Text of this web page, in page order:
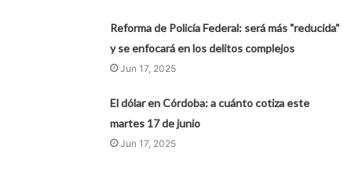
Reforma de Policía Federal: será más "reducida"
y se enfocará en los delitos complejos
Jun 17, 2025
El dólar en Córdoba: a cuánto cotiza este
martes 17 de junio
Jun 17, 2025